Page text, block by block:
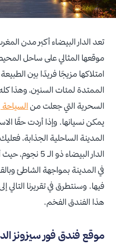
تعد الدار البيضاء أكبر مدن
موقعها المثالي على ساحل
امتلاكها مزيجًا فريدًا بين الطبيعة
الممتدة لمئات السنين، وهذا
السحرية التي جعلت من السياحة
يمكن نسيانها. وإذا أردت حقًا
المدينة الساحلية الجذابة،
الدار البيضاء ذو
في المدينة بمواجهة الشاطئ
فيها. وسنتطرق في تقريرنا التالي
هذا الفندق الفخم.
موقع فندق فور سيزونز